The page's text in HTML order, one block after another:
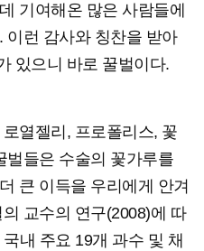
기여해온 많은 사람들에
이런 감사와 칭찬을 받아
있으니 바로 꿀벌이다.
열젤리, 프로폴리스, 꽃
벌들은 수술의 꽃가루를
큰 이득을 우리에게 안겨
교수의 연구(2008)에 따
내 주요 19개 과수 및 채